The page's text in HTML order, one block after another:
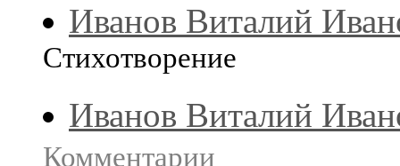
Иванов Виталий
Стихотворение
Иванов Виталий
Комментарии